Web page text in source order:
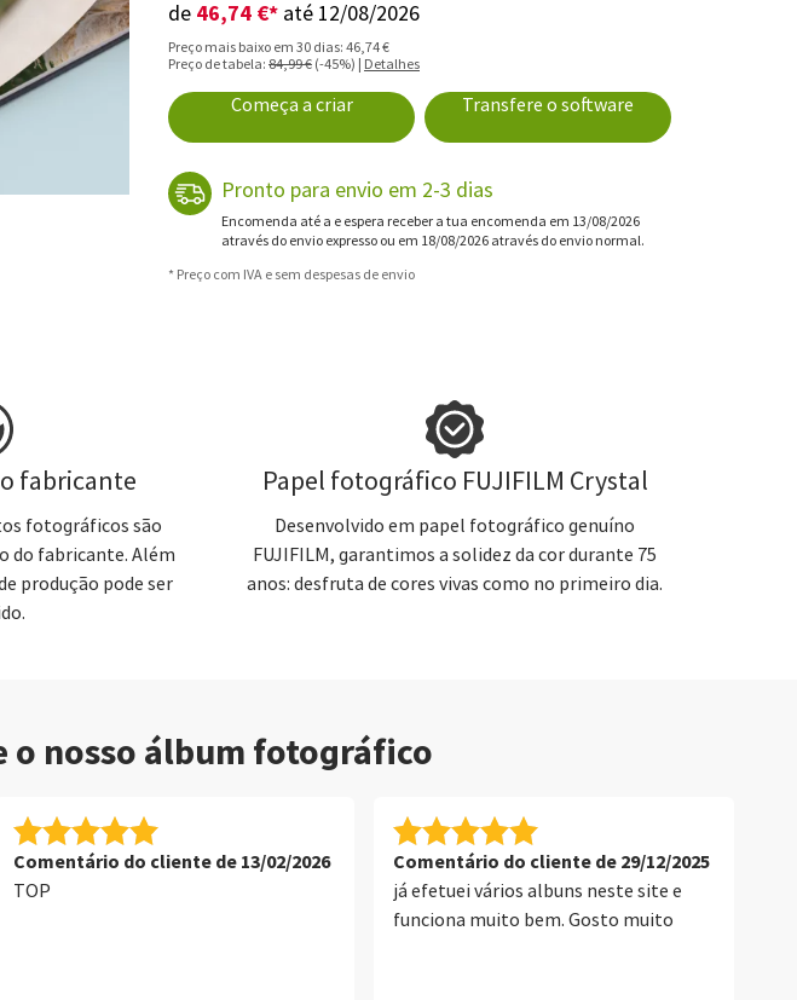
de 46,74 €* até 12/08/2026
Preço mais baixo em 30 dias: 46,74 €
Preço de tabela:84,99 €(-45%) | Detalhes
Começa a criar Transfere o software
Pronto para envio em 2-3 dias
Encomenda até a e espera receber a tua encomenda em 13/08/2026
através do envio expresso ou em 18/08/2026 através do envio normal.
* Preço com IVA e sem despesas de envio
fabricante
fotográficos são
do fabricante. Além
produção pode ser
Papel fotográfico FUJIFILM Crystal
Desenvolvido em papel fotográfico genuíno
FUJIFILM, garantimos a solidez da cor durante 75
anos: desfruta de cores vivas como no primeiro dia.
o nosso álbum fotográfico
Comentário do cliente de 13/02/2026
TOP
Comentário do cliente de 29/12/2025
já efetuei vários albuns neste site e
funciona muito bem. Gosto muito